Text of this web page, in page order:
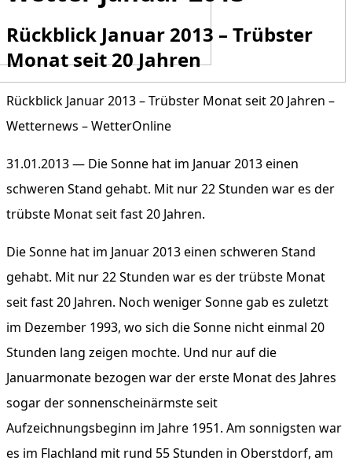
Rückblick Januar 2013 – Trübster
Monat seit 20 Jahren
Rückblick Januar 2013 – Trübster Monat seit 20 Jahren –
Wetternews – WetterOnline
31.01.2013 — Die Sonne hat im Januar 2013 einen
schweren Stand gehabt. Mit nur 22 Stunden war es der
trübste Monat seit fast 20 Jahren.
Die Sonne hat im Januar 2013 einen schweren Stand
gehabt. Mit nur 22 Stunden war es der trübste Monat
seit fast 20 Jahren. Noch weniger Sonne gab es zuletzt
im Dezember 1993, wo sich die Sonne nicht einmal 20
Stunden lang zeigen mochte. Und nur auf die
Januarmonate bezogen war der erste Monat des Jahres
sogar der sonnenscheinärmste seit
Aufzeichnungsbeginn im Jahre 1951. Am sonnigsten war
es im Flachland mit rund 55 Stunden in Oberstdorf, am